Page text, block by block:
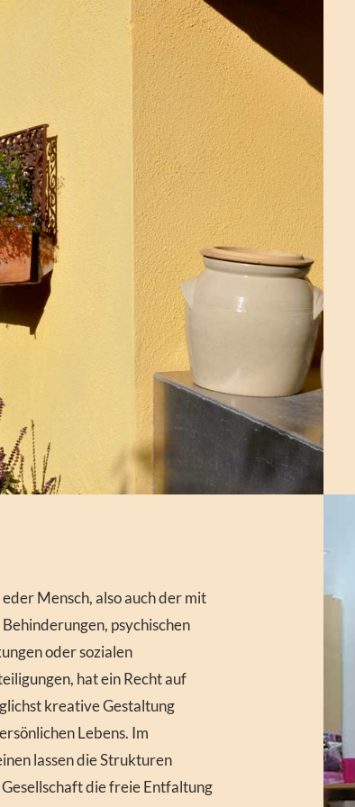
eder Mensch, also auch der mit
Behinderungen, psychischen
oder sozialen
hat ein Recht auf
kreative Gestaltung
Lebens. Im
lassen die Strukturen
die freie Entfaltung